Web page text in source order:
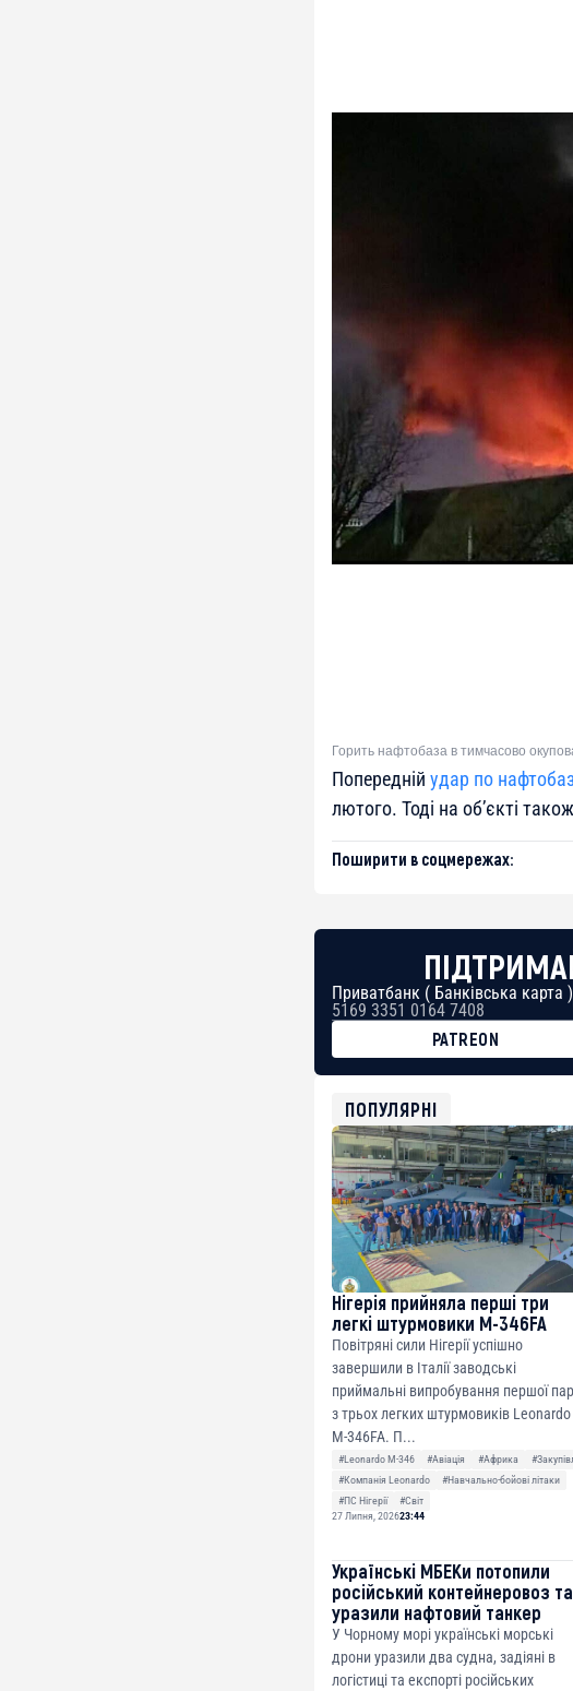
Горить нафтобаза в тимчасово
Попередній удар по
лютого. Тоді на об’єкті
Поширити в соцмережах:
Приватбанк ( Банківська карта )
5169 3351 0164 7408
PATREON
USDT
ETH
ПОПУЛЯРНІ
Нігерія прийняла перші три
легкі штурмовики M-346FA
Повітряні сили Нігерії успішно
завершили в Італії заводські
приймальні випробування першої
з трьох легких штурмовиків Leonardo
M-346FA. П...
#Leonardo M-346 #Авіація #Африка
#Компанія Leonardo
#Навчально-бойові літаки
#ПС Нігерії
#Світ
27 Липня, 202623:44
Українські МБЕКи потопили
російський контейнеровоз та
уразили нафтовий танкер
У Чорному морі українські морські
дрони уразили два судна, задіяні в
логістиці та експорті російських